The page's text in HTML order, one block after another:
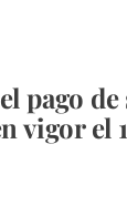
pago
vigor el